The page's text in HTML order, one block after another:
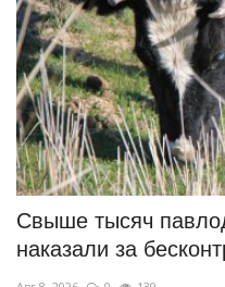
Свыше тысяч
наказали за